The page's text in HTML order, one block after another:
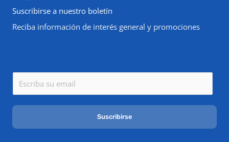
Suscribirse a nuestro boletín
Reciba información de interés general y promociones
m
a
Suscribirse